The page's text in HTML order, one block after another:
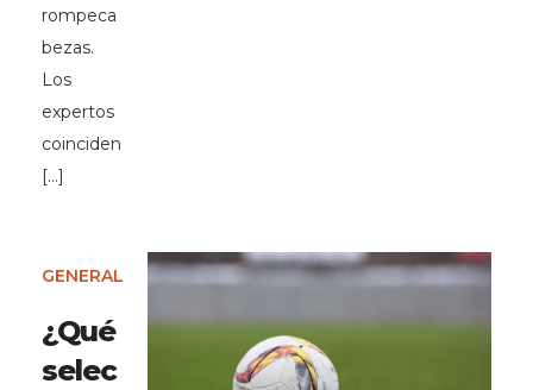
rompeca
bezas.
Los
expertos
coinciden
[…]
GENERAL
¿Qué
selec